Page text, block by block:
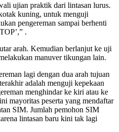
ujian praktik dari lintasan lurus.
kuning, untuk menguji
pengereman sampai berhenti
.
arah. Kemudian berlanjut ke uji
manuver tikungan lain.
lagi dengan dua arah tujuan
adalah menguji kepekaan
menghindar ke kiri atau ke
mayoritas peserta yang mendaftar
SIM. Jumlah pemohon SIM
lintasan baru kini tak lagi